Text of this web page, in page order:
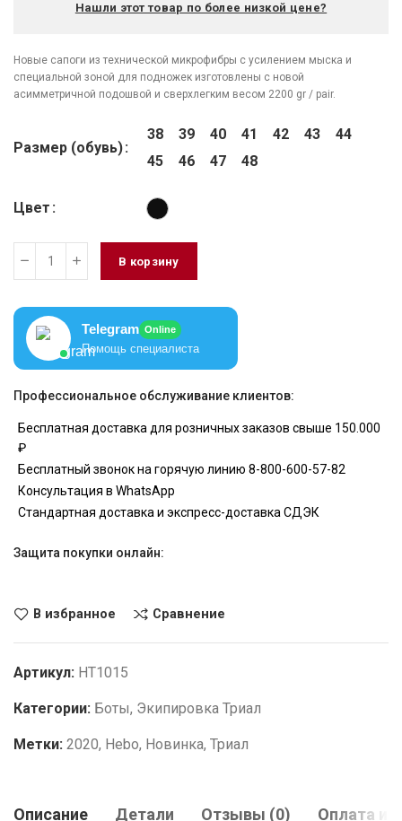
Нашли этот товар по более низкой цене?
Новые сапоги из технической микрофибры с усилением мыска и
специальной зоной для подножек изготовлены с новой
асимметричной подошвой и сверхлегким весом 2200 gr / pair.
Размер (обувь)
38 39 40 41 42 43
44
45
46 47 48
Цвет
В корзину
Telegram Online
Помощь специалиста
Профессиональное обслуживание клиентов:
Бесплатная доставка для розничных заказов свыше 150.000
₽
Бесплатный звонок на горячую линию 8-800-600-57-82
Консультация в WhatsApp
Стандартная доставка и экспресс-доставка СДЭК
Защита покупки онлайн:
В избранное Сравнение
Артикул: HT1015
Категории: Боты, Экипировка Триал
Метки: 2020, Hebo, Новинка, Триал
Описание Детали Отзывы (0) Оплата и